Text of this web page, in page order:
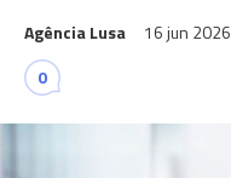
Agência Lusa 16 jun 2026
0